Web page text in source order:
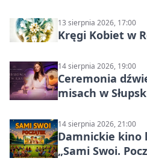
13 sierpnia 2026, 17:00
Kręgi Kobiet w
14 sierpnia 2026, 19:00
Ceremonia
misach w
14 sierpnia 2026, 21:00
Damnickie kino
„Sami Swoi.